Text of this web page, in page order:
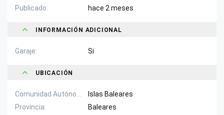
Publicado hace 2 meses
INFORMACIÓN ADICIONAL
Garaje Si
UBICACIÓN
Islas Baleares
Provincia
Baleares